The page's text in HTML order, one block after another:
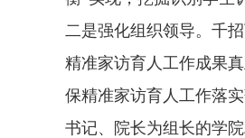
二是强化组织领导。千
精准家访育人工作成果
保精准家访育人工作落
书记、院长为组长的学